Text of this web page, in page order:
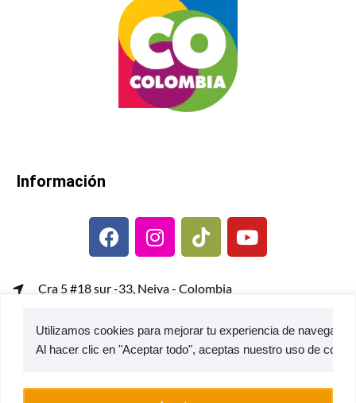
Utilizamos cookies para mejorar tu experiencia de
Información
Cra 5 #18 sur -33, Neiva - Colombia
Atención al usuario | PQRS